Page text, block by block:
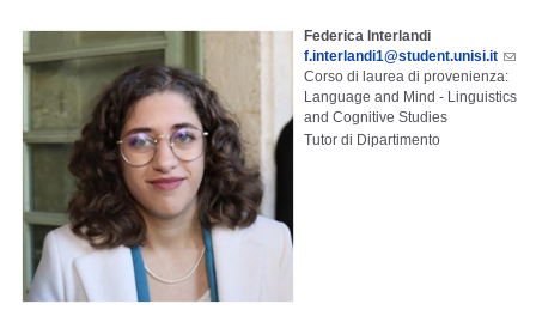
Federica Interlandi
f.interlandi1@student.unisi.it
Corso di laurea di provenienza:
Language and Mind - Linguistics
and Cognitive Studies
Tutor di Dipartimento